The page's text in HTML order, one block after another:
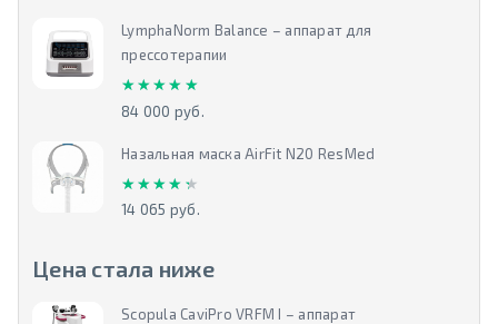
LymphaNorm Balance – аппарат для
прессотерапии
★★★★★
★★★★★
84 000 руб.
Назальная маска AirFit N20 ResMed
★★★★★
★★★★★
14 065 руб.
Цена стала ниже
Scopula CaviPro VRFM I – аппарат